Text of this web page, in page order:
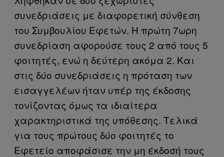
συνεδριάσεις με διαφορετική σύνθεση
του Συμβουλίου Εφετών. Η πρώτη 7ωρη
συνεδρίαση αφορούσε τους 2 από τους 5
φοιτητές, ενώ η δεύτερη ακόμα 2. Και
στις δύο συνεδριάσεις η πρόταση των
εισαγγελέων ήταν υπέρ της έκδοσης
τονίζοντας όμως τα ιδιαίτερα
χαρακτηριστικά της υπόθεσης. Τελικά
για τους πρώτους δύο φοιτητές το
Εφετείο αποφάσισε την μη έκδοσή τους